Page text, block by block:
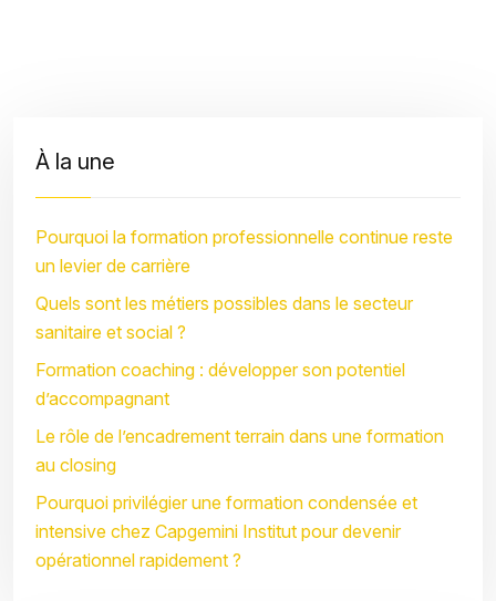
À la une
Pourquoi la formation professionnelle continue reste
un levier de carrière
Quels sont les métiers possibles dans le secteur
sanitaire et social ?
Formation coaching : développer son potentiel
d’accompagnant
Le rôle de l’encadrement terrain dans une formation
au closing
Pourquoi privilégier une formation condensée et
intensive chez Capgemini Institut pour devenir
opérationnel rapidement ?